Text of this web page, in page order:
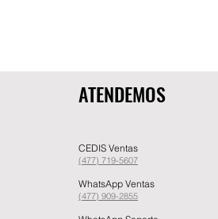
ATENDEMOS
CEDIS Ventas
(477) 719-5607
WhatsApp Ventas
(477) 909-2855